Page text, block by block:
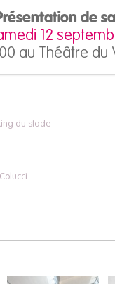
Pulse
Kiaï
du stade
de
12
au Théâtre du